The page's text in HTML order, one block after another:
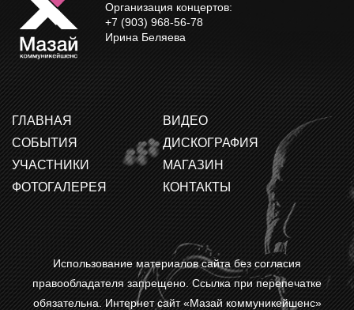
Организация концертов:
+7 (903) 968-56-78
Ирина Беляева
ГЛАВНАЯ
СОБЫТИЯ
УЧАСТНИКИ
ФОТОГАЛЕРЕЯ
ВИДЕО
ДИСКОГРАФИЯ
МАГАЗИН
КОНТАКТЫ
Использование материалов сайта без согласия
правообладателя запрещено. Ссылка при перепечатке
обязательна. Интернет сайт «Мазай коммуникейшенс»